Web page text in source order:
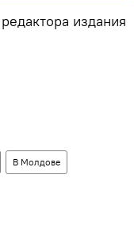
издания
В Молдове